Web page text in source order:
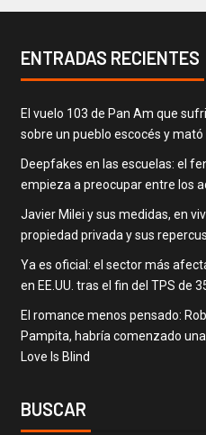
ENTRADAS RECIENTES
El vuelo 103 de Pan Am que
sobre un pueblo escocés y
Deepfakes en las escuelas: el
empieza a preocupar entre los
Javier Milei y sus medidas, en
propiedad privada y sus
Ya es oficial: el sector más
en EE.UU. tras el fin del TPS de
El romance menos pensado:
Pampita, habría comenzado
Love Is Blind
BUSCAR